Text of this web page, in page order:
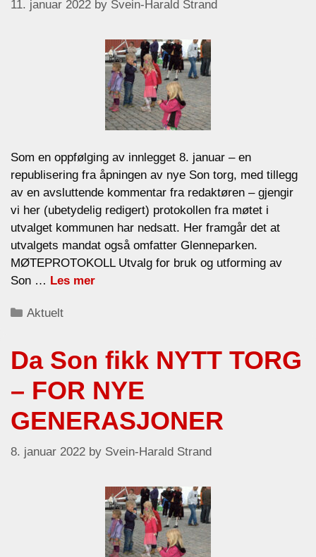
11. januar 2022 by Svein-Harald Strand
Som en oppfølging av innlegget 8. januar – en
republisering fra åpningen av nye Son torg, med tillegg
av en avsluttende kommentar fra redaktøren – gjengir
vi her (ubetydelig redigert) protokollen fra møtet i
utvalget kommunen har nedsatt. Her framgår det at
utvalgets mandat også omfatter Glenneparken.
MØTEPROTOKOLL Utvalg for bruk og utforming av
Son … Les mer
Categories
Aktuelt
Da Son fikk NYTT TORG
– FOR NYE
GENERASJONER
8. januar 2022 by Svein-Harald Strand